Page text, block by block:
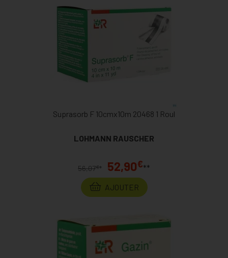
Suprasorb F 10cmx10m 20468 1 Roul
LOHMANN RAUSCHER
56,07€* 52,90€**
AJOUTER